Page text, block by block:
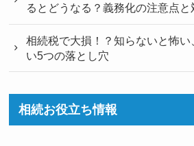
るとどうなる？義務化の注意点と
相続税で大損！？知らないと怖
い5つの落とし穴
相続お役立ち情報